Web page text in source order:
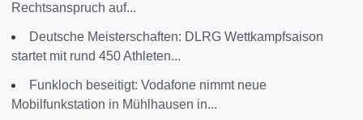
Rechtsanspruch auf...
Deutsche Meisterschaften: DLRG Wettkampfsaison
startet mit rund 450 Athleten...
Funkloch beseitigt: Vodafone nimmt neue
Mobilfunkstation in Mühlhausen in...